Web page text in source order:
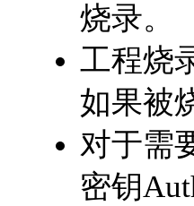
烧录。
工程烧
如果被
对于需
密钥